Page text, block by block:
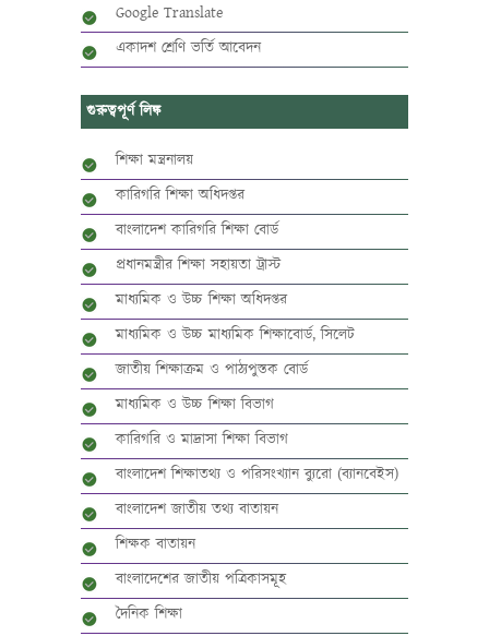
Google Translate
একাদশ শ্রেণি ভর্তি আবেদন
গুরুত্বপূর্ণ লিঙ্ক
শিক্ষা মন্ত্রনালয়
কারিগরি শিক্ষা অধিদপ্তর
বাংলাদেশ কারিগরি শিক্ষা বোর্ড
প্রধানমন্ত্রীর শিক্ষা সহায়তা ট্রাস্ট
মাধ্যমিক ও উচ্চ শিক্ষা অধিদপ্তর
মাধ্যমিক ও উচ্চ মাধ্যমিক শিক্ষাবোর্ড, সিলেট
জাতীয় শিক্ষাক্রম ও পাঠ্যপুস্তক বোর্ড
মাধ্যমিক ও উচ্চ শিক্ষা বিভাগ
কারিগরি ও মাদ্রাসা শিক্ষা বিভাগ
বাংলাদেশ শিক্ষাতথ্য ও পরিসংখ্যান ব্যুরো (ব্যানবেইস)
বাংলাদেশ জাতীয় তথ্য বাতায়ন
শিক্ষক বাতায়ন
বাংলাদেশের জাতীয় পত্রিকাসমূহ
দৈনিক শিক্ষা